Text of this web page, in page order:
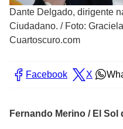
Dante Delgado, dirigente
Ciudadano. / Foto:
Cuartoscuro.com
Facebook X
Fernando Merino / El Sol